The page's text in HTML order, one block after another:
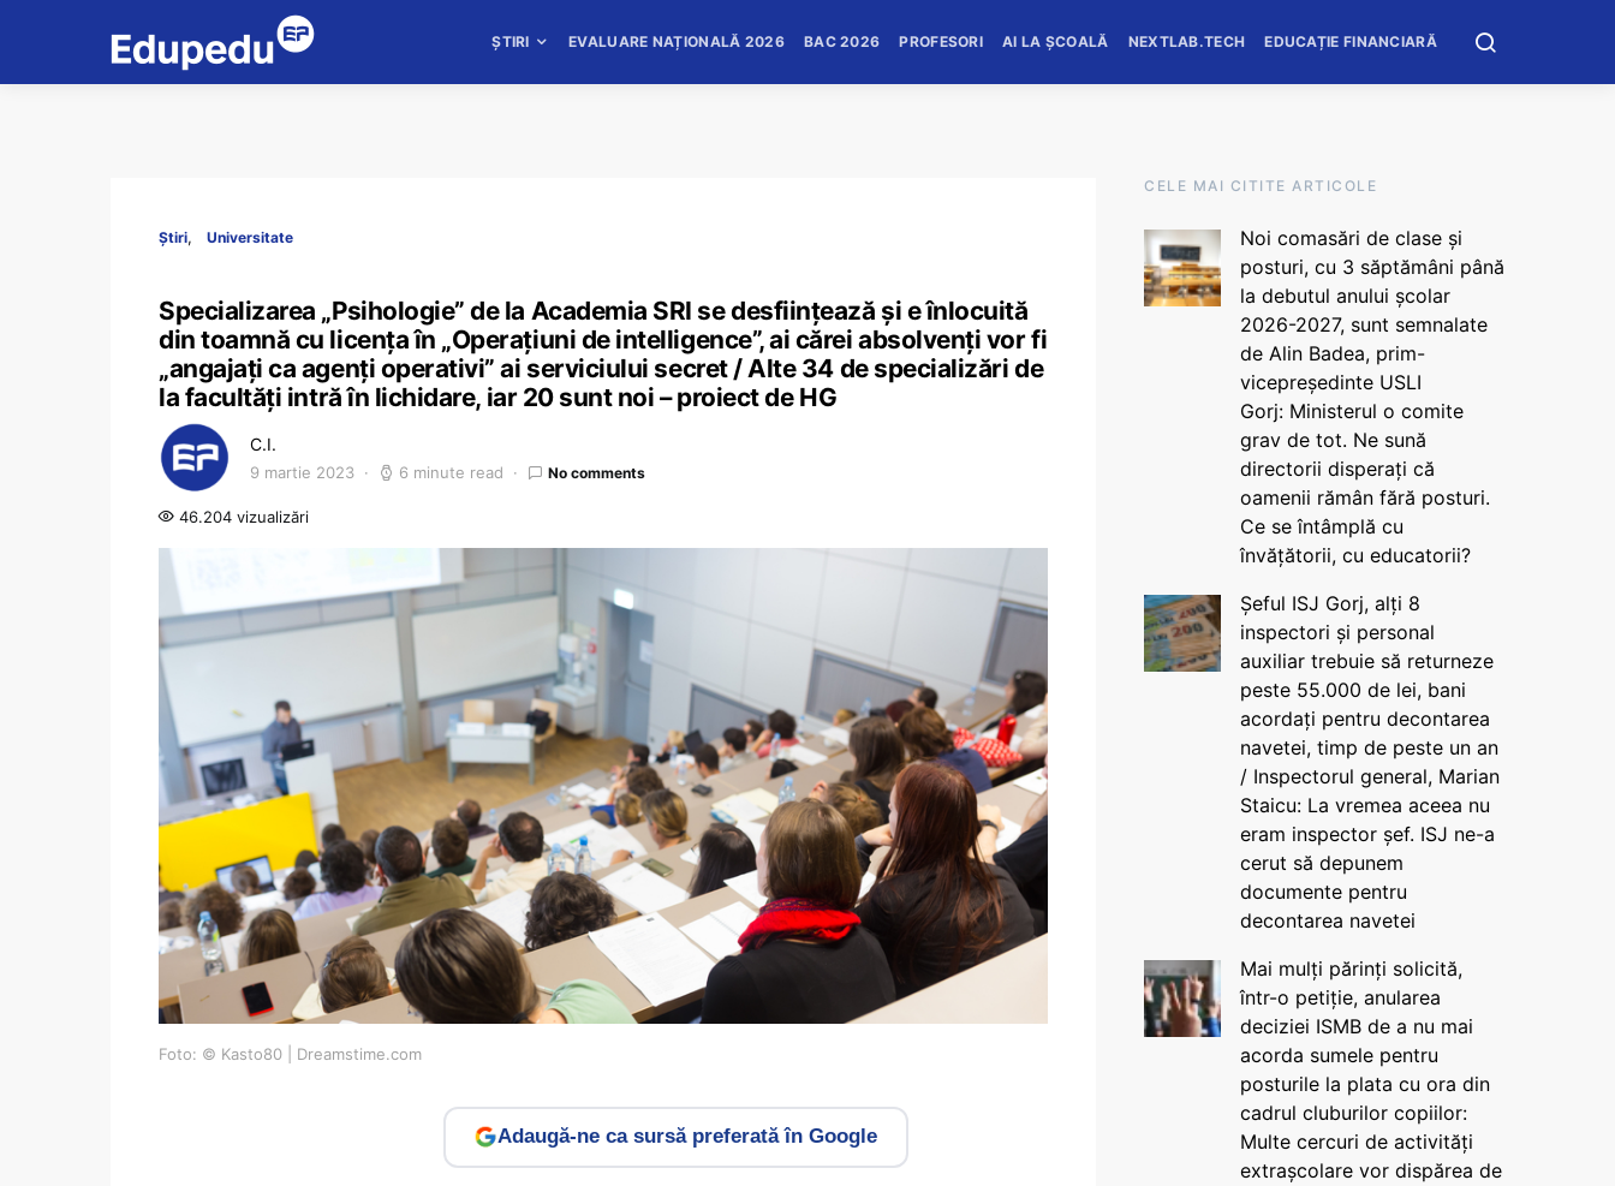
ȘTIRI EVALUARE NAȚIONALĂ 2026 BAC 2026 PROFESORI AI LA ȘCOALĂ NEXTLAB.TECH EDUCAȚIE FINANCIARĂ
Știri Universitate
Specializarea „Psihologie” de la Academia SRI se desființează și e înlocuită
din toamnă cu licența în „Operațiuni de intelligence”, ai cărei absolvenți vor fi
„angajați ca agenți operativi” ai serviciului secret / Alte 34 de specializări de
la facultăți intră în lichidare, iar 20 sunt noi – proiect de HG
C.I.
9 martie 2023 6 minute read No comments
46.204 vizualizări
Foto: © Kasto80 | Dreamstime.com
Adaugă-ne ca sursă preferată în Google
CELE MAI CITITE ARTICOLE
Noi comasări de clase și
posturi, cu 3 săptămâni până
la debutul anului școlar
2026-2027, sunt semnalate
de Alin Badea, prim-
vicepreședinte USLI
Gorj: Ministerul o comite
grav de tot. Ne sună
directorii disperați că
oamenii rămân fără posturi.
Ce se întâmplă cu
învățătorii, cu educatorii?
Șeful ISJ Gorj, alți 8
inspectori și personal
auxiliar trebuie să returneze
peste 55.000 de lei, bani
acordați pentru decontarea
navetei, timp de peste un an
/ Inspectorul general, Marian
Staicu: La vremea aceea nu
eram inspector șef. ISJ ne-a
cerut să depunem
documente pentru
decontarea navetei
Mai mulți părinți solicită,
într-o petiție, anularea
deciziei ISMB de a nu mai
acorda sumele pentru
posturile la plata cu ora din
cadrul cluburilor copiilor:
Multe cercuri de activități
extrașcolare vor dispărea de